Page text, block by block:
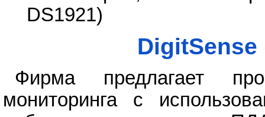
DS1921)
Фирма предлагает
мониторинга с